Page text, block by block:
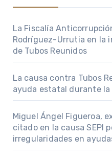
La Fiscalía
Rodríguez-Urrutia en la
de Tubos Reunidos
La causa contra Tubos
ayuda estatal durante
Miguel Ángel Figueroa,
citado en la causa SEPI
irregularidades en